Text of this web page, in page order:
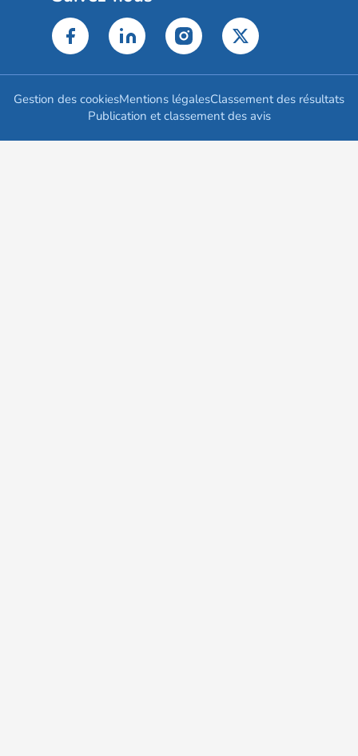
Gestion des cookiesMentions légalesClassement des résultats
Publication et classement des avis